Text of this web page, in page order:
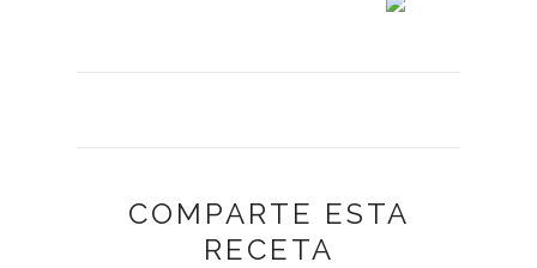
COMPARTE ESTA
RECETA